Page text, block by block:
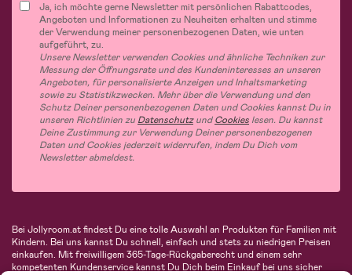
Ja, ich möchte gerne Newsletter mit persönlichen Rabattcodes,
Angeboten und Informationen zu Neuheiten erhalten und stimme
der Verwendung meiner personenbezogenen Daten, wie unten
aufgeführt, zu.
Unsere Newsletter verwenden Cookies und ähnliche Techniken zur
Messung der Öffnungsrate und des Kundeninteresses an unseren
Angeboten, für personalisierte Anzeigen und Inhaltsmarketing
sowie zu Statistikzwecken. Mehr über die Verwendung und den
Schutz Deiner personenbezogenen Daten und Cookies kannst Du in
unseren Richtlinien zu DatenschutzundCookies lesen. Du kannst
Deine Zustimmung zur Verwendung Deiner personenbezogenen
Daten und Cookies jederzeit widerrufen, indem Du Dich vom
Newsletter abmeldest.
Bei Jollyroom.at findest Du eine tolle Auswahl an Produkten für Familien mit
Kindern. Bei uns kannst Du schnell, einfach und stets zu niedrigen Preisen
einkaufen. Mit freiwilligem 365-Tage-Rückgaberecht und einem sehr
kompetenten Kundenservice kannst Du Dich beim Einkauf bei uns sicher